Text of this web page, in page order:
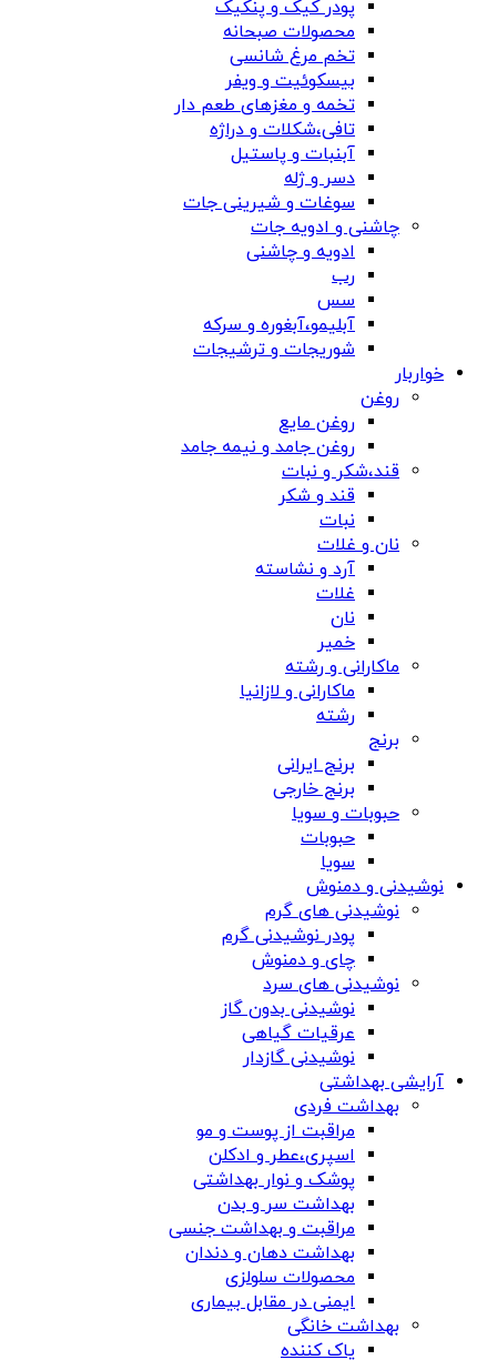
پودر کیک و پنکیک
محصولات صبحانه
تخم مرغ شانسی
بیسکوئیت و ویفر
تخمه و مغزهای طعم دار
تافی،شکلات و دراژه
آبنبات و پاستیل
دسر و ژله
سوغات و شیرینی جات
چاشنی و ادویه جات
ادویه و چاشنی
رب
سس
آبلیمو،آبغوره و سرکه
شوریجات و ترشیجات
خواربار
روغن
روغن مایع
روغن جامد و نیمه جامد
قند،شکر و نبات
قند و شکر
نبات
نان و غلات
آرد و نشاسته
غلات
نان
خمیر
ماکارانی و رشته
ماکارانی و لازانیا
رشته
برنج
برنج ایرانی
برنج خارجی
حبوبات و سویا
حبوبات
سویا
نوشیدنی و دمنوش
نوشیدنی های گرم
پودر نوشیدنی گرم
چای و دمنوش
نوشیدنی های سرد
نوشیدنی بدون گاز
عرقیات گیاهی
نوشیدنی گازدار
آرایشی بهداشتی
بهداشت فردی
مراقبت از پوست و مو
اسپری،عطر و ادکلن
پوشک و نوار بهداشتی
بهداشت سر و بدن
مراقبت و بهداشت جنسی
بهداشت دهان و دندان
محصولات سلولزی
ایمنی در مقابل بیماری
بهداشت خانگی
پاک کننده